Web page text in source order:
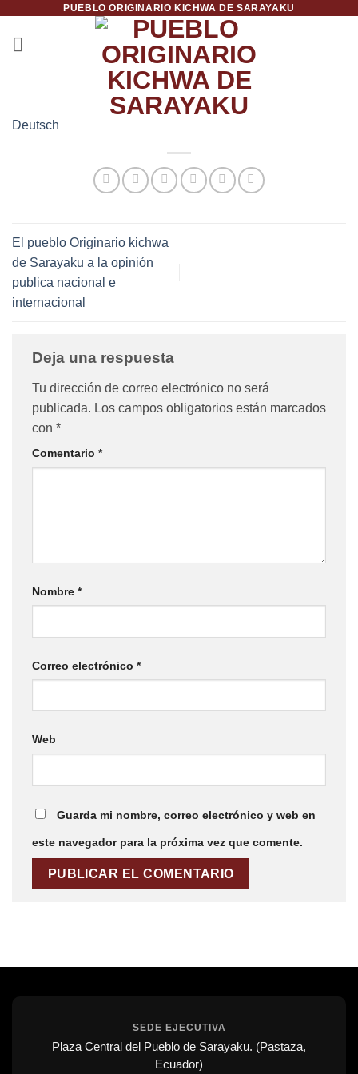
contenido
PUEBLO ORIGINARIO KICHWA DE SARAYAKU
Deutsch
El pueblo Originario kichwa
de Sarayaku a la opinión
publica nacional e
internacional
Deja una respuesta
Tu dirección de correo electrónico no será
publicada. Los campos obligatorios están marcados
con *
Comentario *
Nombre *
Correo electrónico *
Web
Guarda mi nombre, correo electrónico y web en
este navegador para la próxima vez que comente.
SEDE EJECUTIVA
Plaza Central del Pueblo de Sarayaku. (Pastaza,
Ecuador)